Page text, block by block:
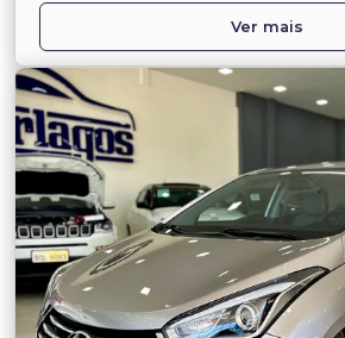
Ver mais